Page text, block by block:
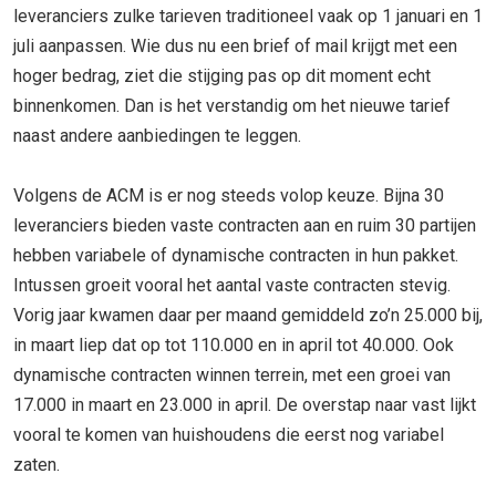
leveranciers zulke tarieven traditioneel vaak op 1 januari en 1
juli aanpassen. Wie dus nu een brief of mail krijgt met een
hoger bedrag, ziet die stijging pas op dit moment echt
binnenkomen. Dan is het verstandig om het nieuwe tarief
naast andere aanbiedingen te leggen.
Volgens de ACM is er nog steeds volop keuze. Bijna 30
leveranciers bieden vaste contracten aan en ruim 30 partijen
hebben variabele of dynamische contracten in hun pakket.
Intussen groeit vooral het aantal vaste contracten stevig.
Vorig jaar kwamen daar per maand gemiddeld zo’n 25.000 bij,
in maart liep dat op tot 110.000 en in april tot 40.000. Ook
dynamische contracten winnen terrein, met een groei van
17.000 in maart en 23.000 in april. De overstap naar vast lijkt
vooral te komen van huishoudens die eerst nog variabel
zaten.